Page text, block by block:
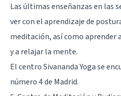
Las últimas enseñanzas en las
ver con el aprendizaje de
meditación, así como aprender
y a relajar la mente.
El centro Sivananda Yoga se
número 4 de Madrid.